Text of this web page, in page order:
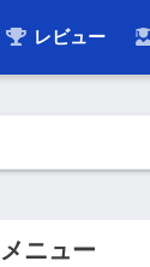
レビュー
メニュー